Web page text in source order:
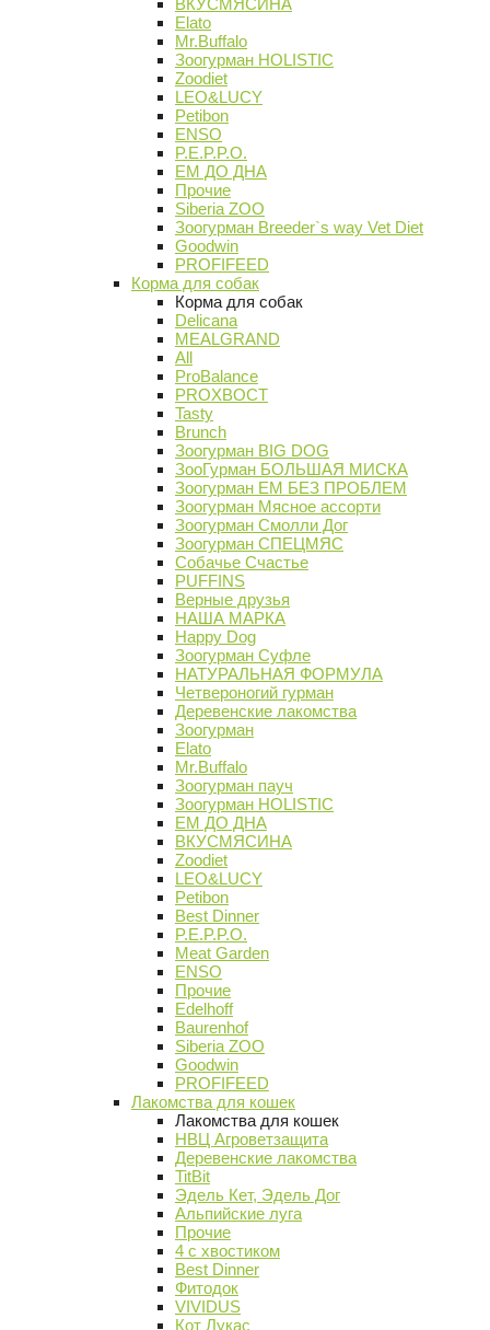
ВКУСМЯСИНА
Elato
Mr.Buffalo
Зоогурман HOLISTIC
Zoodiet
LEO&LUCY
Petibon
ENSO
P.E.P.P.O.
ЕМ ДО ДНА
Прочие
Siberia ZOO
Зоогурман Breeder`s way Vet Diet
Goodwin
PROFIFEED
Корма для собак
Корма для собак
Delicana
MEALGRAND
All
ProBalance
PROХВОСТ
Tasty
Brunch
Зоогурман BIG DOG
ЗооГурман БОЛЬШАЯ МИСКА
Зоогурман ЕМ БЕЗ ПРОБЛЕМ
Зоогурман Мясное ассорти
Зоогурман Смолли Дог
Зоогурман СПЕЦМЯС
Собачье Счастье
PUFFINS
Верные друзья
НАША МАРКА
Happy Dog
Зоогурман Суфле
НАТУРАЛЬНАЯ ФОРМУЛА
Четвероногий гурман
Деревенские лакомства
Зоогурман
Elato
Mr.Buffalo
Зоогурман пауч
Зоогурман HOLISTIC
ЕМ ДО ДНА
ВКУСМЯСИНА
Zoodiet
LEO&LUCY
Petibon
Best Dinner
P.E.P.P.O.
Meat Garden
ENSO
Прочие
Edelhoff
Baurenhof
Siberia ZOO
Goodwin
PROFIFEED
Лакомства для кошек
Лакомства для кошек
НВЦ Агроветзащита
Деревенские лакомства
TitBit
Эдель Кет, Эдель Дог
Альпийские луга
Прочие
4 с хвостиком
Best Dinner
Фитодок
VIVIDUS
Кот Лукас